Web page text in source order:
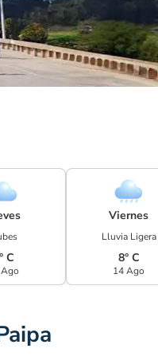
C
Viernes
Lluvia Ligera
8° C
14 Ago